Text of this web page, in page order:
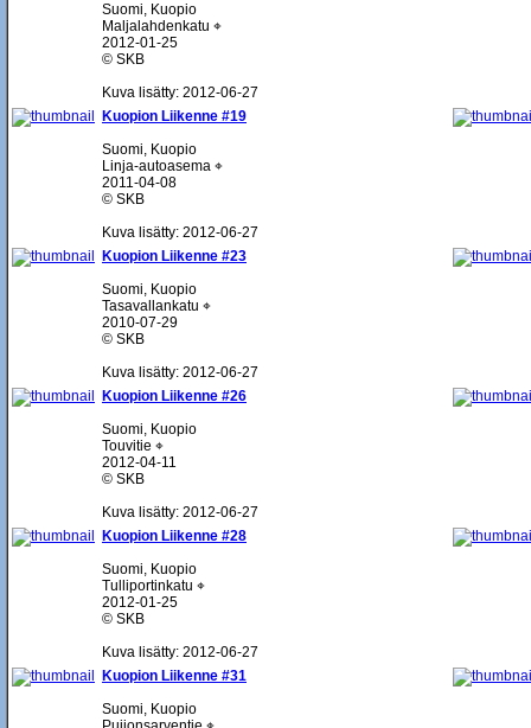
Suomi, Kuopio
Maljalahdenkatu ⌖
2012-01-25
© SKB
Kuva lisätty: 2012-06-27
Kuopion Liikenne #19
Suomi, Kuopio
Linja-autoasema ⌖
2011-04-08
© SKB
Kuva lisätty: 2012-06-27
Kuopion Liikenne #23
Suomi, Kuopio
Tasavallankatu ⌖
2010-07-29
© SKB
Kuva lisätty: 2012-06-27
Kuopion Liikenne #26
Suomi, Kuopio
Touvitie ⌖
2012-04-11
© SKB
Kuva lisätty: 2012-06-27
Kuopion Liikenne #28
Suomi, Kuopio
Tulliportinkatu ⌖
2012-01-25
© SKB
Kuva lisätty: 2012-06-27
Kuopion Liikenne #31
Suomi, Kuopio